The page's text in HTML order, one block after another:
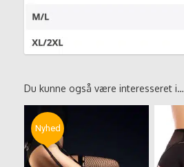
Du kunne også være interesseret i…
Nyhed